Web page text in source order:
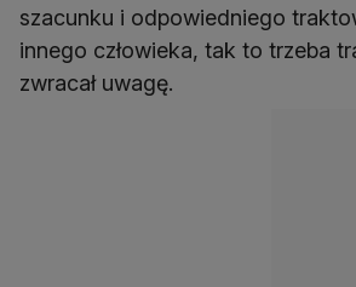
szacunku i odpowiedniego
innego człowieka, tak to trzeba
zwracał uwagę.